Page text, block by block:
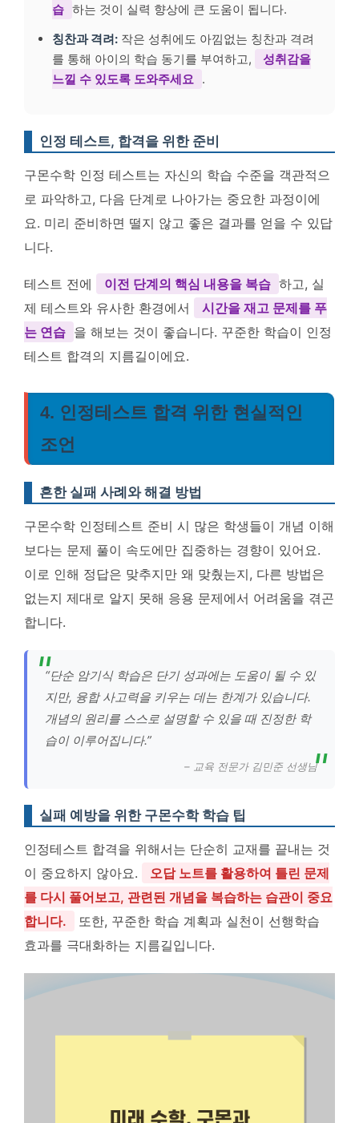
습 하는 것이 실력 향상에 큰 도움이 됩니다.
칭찬과 격려: 작은 성취에도 아낌없는 칭찬과 격려
를 통해 아이의 학습 동기를 부여하고,
성취감을
느낄 수 있도록 도와주세요
.
인정 테스트, 합격을 위한 준비
구몬수학 인정 테스트는 자신의 학습 수준을 객관적으
로 파악하고, 다음 단계로 나아가는 중요한 과정이에
요. 미리 준비하면 떨지 않고 좋은 결과를 얻을 수 있답
니다.
테스트 전에 이전 단계의 핵심 내용을 복습 하고, 실
제 테스트와 유사한 환경에서
시간을 재고 문제를 푸
는 연습 을 해보는 것이 좋습니다. 꾸준한 학습이 인정
테스트 합격의 지름길이에요.
4. 인정테스트 합격 위한 현실적인
조언
흔한 실패 사례와 해결 방법
구몬수학 인정테스트 준비 시 많은 학생들이 개념 이해
보다는 문제 풀이 속도에만 집중하는 경향이 있어요.
이로 인해 정답은 맞추지만 왜 맞췄는지, 다른 방법은
없는지 제대로 알지 못해 응용 문제에서 어려움을 겪곤
합니다.
“단순 암기식 학습은 단기 성과에는 도움이 될 수 있
지만, 융합 사고력을 키우는 데는 한계가 있습니다.
개념의 원리를 스스로 설명할 수 있을 때 진정한 학
습이 이루어집니다.”
– 교육 전문가 김민준 선생님
실패 예방을 위한 구몬수학 학습 팁
인정테스트 합격을 위해서는 단순히 교재를 끝내는 것
이 중요하지 않아요.
오답 노트를 활용하여 틀린 문제
를 다시 풀어보고, 관련된 개념을 복습하는 습관이 중요
합니다.
또한, 꾸준한 학습 계획과 실천이 선행학습
효과를 극대화하는 지름길입니다.